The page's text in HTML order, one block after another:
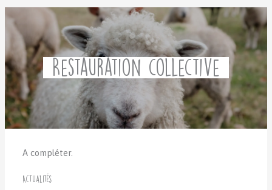
Restauration collective
A compléter.
Actualités